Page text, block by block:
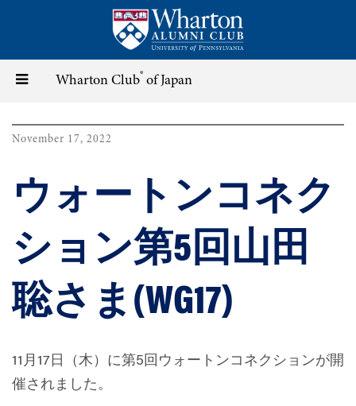
content
Toggle
navigation
Wharton Club® of Japan
November 17, 2022
ウォートンコネク
ション第5回山田
聡さま(WG17)
11月17日（木）に第5回ウォートンコネクションが開
催されました。